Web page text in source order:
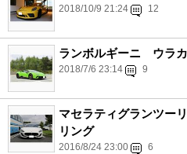
2018/10/9 21:24 12
ランボルギーニ ウラ
2018/7/6 23:14 9
マセラティグランツー
リング
2016/8/24 23:00 6